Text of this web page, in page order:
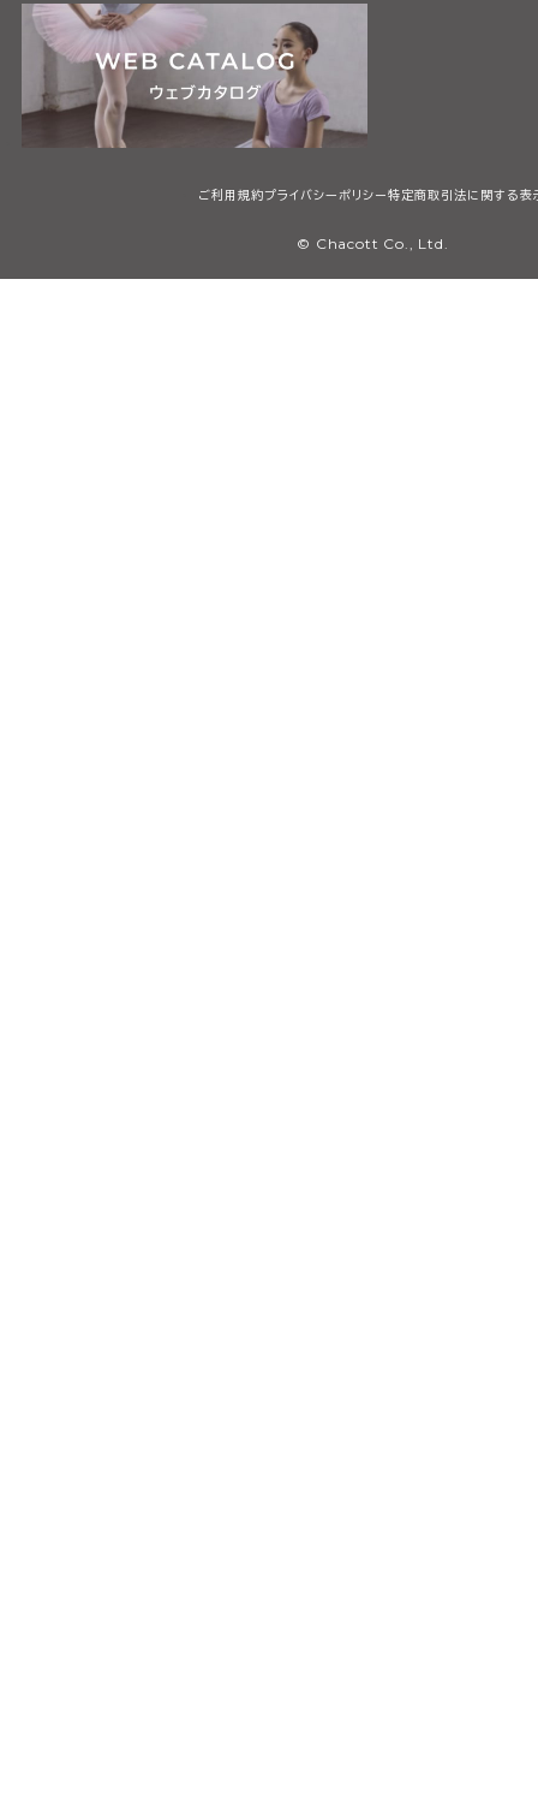
ご利用規約プライバシーポリシー特定商取引法に関する表
© Chacott Co., Ltd.